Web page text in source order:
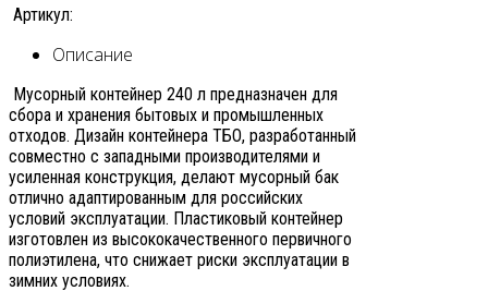
Артикул:
Описание
Мусорный контейнер 240 л предназначен для
сбора и хранения бытовых и промышленных
отходов. Дизайн контейнера ТБО, разработанный
совместно с западными производителями и
усиленная конструкция, делают мусорный бак
отлично адаптированным для российских
условий эксплуатации. Пластиковый контейнер
изготовлен из высококачественного первичного
полиэтилена, что снижает риски эксплуатации в
зимних условиях.